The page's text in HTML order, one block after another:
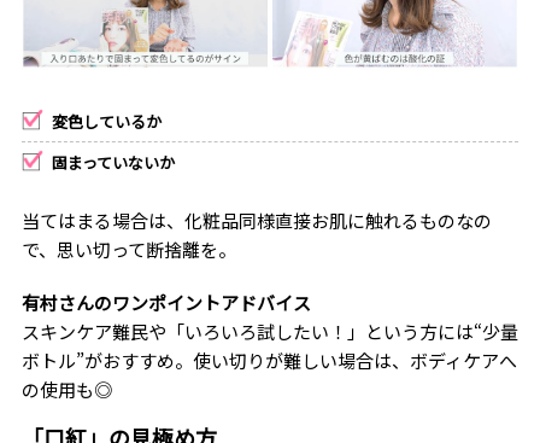
変色しているか
固まっていないか
当てはまる場合は、化粧品同様直接お肌に触れるものなの
で、思い切って断捨離を。
有村さんのワンポイントアドバイス
スキンケア難民や「いろいろ試したい！」という方には“少量
ボトル”がおすすめ。使い切りが難しい場合は、ボディケアへ
の使用も◎